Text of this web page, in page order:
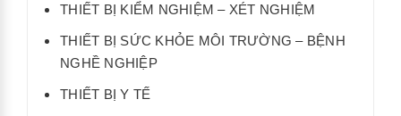
THIẾT BỊ KIỂM NGHIỆM – XÉT NGHIỆM
THIẾT BỊ SỨC KHỎE MÔI TRƯỜNG – BỆNH
NGHỀ NGHIỆP
THIẾT BỊ Y TẾ